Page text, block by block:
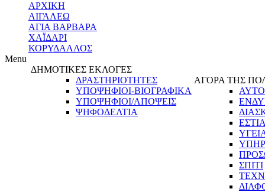
ΑΡΧΙΚΗ
ΑΙΓΑΛΕΩ
ΑΓΙΑ ΒΑΡΒΑΡΑ
ΧΑΪΔΑΡΙ
ΚΟΡΥΔΑΛΛΟΣ
Menu
ΔΗΜΟΤΙΚΕΣ ΕΚΛΟΓΕΣ
ΔΡΑΣΤΗΡΙΟΤΗΤΕΣ
ΥΠΟΨΗΦΙΟΙ-ΒΙΟΓΡΑΦΙΚΑ
ΥΠΟΨΗΦΙΟΙ/ΑΠΟΨΕΙΣ
ΨΗΦΟΔΕΛΤΙΑ
ΑΓΟΡΑ ΤΗΣ
ΣΠΙΤΙ